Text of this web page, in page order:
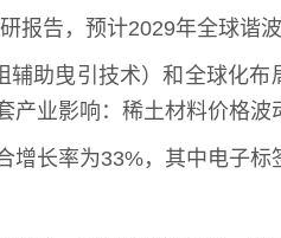
报告，预计2029年全球谐
助曳引技术）和全球化
业影响：稀土材料价格波
长率为33%，其中电子